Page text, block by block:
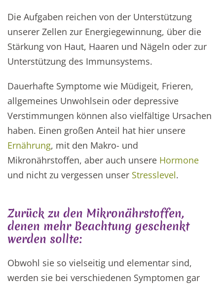
Die Aufgaben reichen von der Unterstützung
unserer Zellen zur Energiegewinnung, über die
Stärkung von Haut, Haaren und Nägeln oder zur
Unterstützung des Immunsystems.
Dauerhafte Symptome wie Müdigeit, Frieren,
allgemeines Unwohlsein oder depressive
Verstimmungen können also vielfältige Ursachen
haben. Einen großen Anteil hat hier unsere
Ernährung, mit den Makro- und
Mikronährstoffen, aber auch unsere Hormone
und nicht zu vergessen unser Stresslevel.
Zurück zu den Mikronährstoffen,
denen mehr Beachtung geschenkt
werden sollte:
Obwohl sie so vielseitig und elementar sind,
werden sie bei verschiedenen Symptomen gar